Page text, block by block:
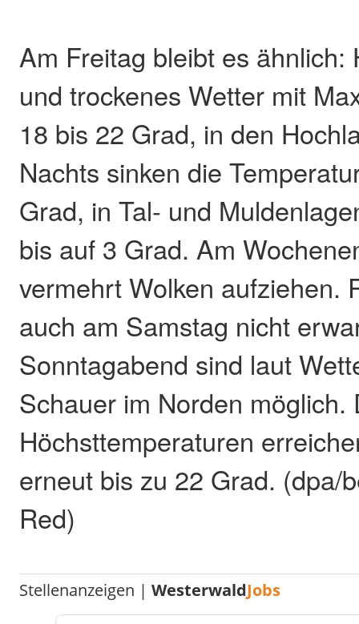
Am Freitag bleibt es ähnlich:
und trockenes Wetter mit
18 bis 22 Grad, in den
Nachts sinken die
Grad, in Tal- und
bis auf 3 Grad. Am
vermehrt Wolken aufziehen.
auch am Samstag nicht
Sonntagabend sind laut
Schauer im Norden möglich.
Höchsttemperaturen
erneut bis zu 22 Grad. (dpa/
Red)
Stellenanzeigen |WesterwaldJobs